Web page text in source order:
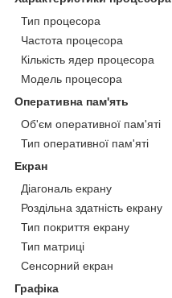
Тип процесора
Частота процесора
Кількість ядер процесора
Модель процесора
Оперативна пам'ять
Об'єм оперативної пам'яті
Тип оперативної пам'яті
Екран
Діагональ екрану
Роздільна здатність екрану
Тип покриття екрану
Тип матриці
Сенсорний екран
Графіка